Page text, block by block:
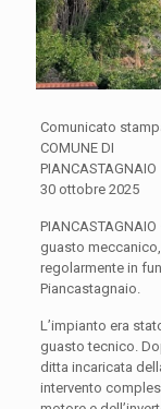
Comunicato
COMUNE DI
PIANCASTAGNAIO
30 ottobre 2025
guasto
regolarmente in
Piancastagnaio.
L’impianto era
guasto tecnico.
ditta incaricata
intervento